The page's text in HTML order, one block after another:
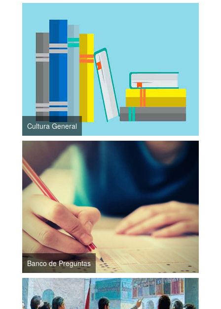
Cultura General
Banco de Preguntas